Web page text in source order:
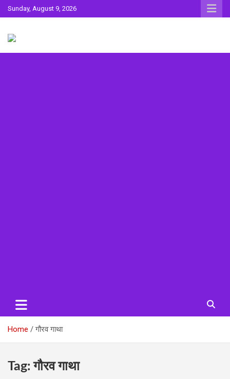
Skip
to
Sunday, August 9, 2026
Surta
Home गौरव गाथा
Tag:गौरव गाथा